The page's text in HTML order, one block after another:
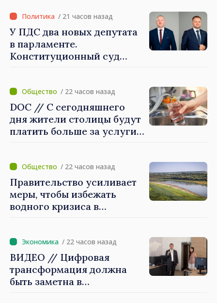
Северной Ирландии Ферн
Хорин
/ 21 часов назад
У ПДС два новых депутата
в парламенте.
Конституционный суд
/ 22 часов назад
DOC // С сегодняшнего
дня жители столицы будут
платить больше за услуги
/ 22 часов назад
Правительство усиливает
меры, чтобы избежать
водного кризиса в
/ 22 часов назад
ВИДЕО // Цифровая
трансформация должна
быть заметна в